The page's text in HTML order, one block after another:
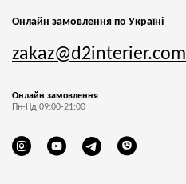
Онлайн замовлення по Україні
zakaz@d2interier.com
Онлайн замовлення
Пн-Нд 09:00-21:00